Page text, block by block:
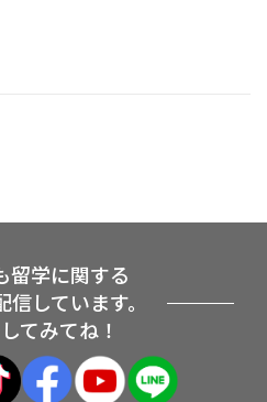
留学に関する
しています。
てみてね！